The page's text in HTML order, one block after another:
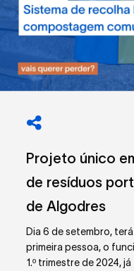
Projeto único
de resíduos
de Algodres
Dia 6 de setembro,
primeira pessoa,o
1.º trimestre de 2024,